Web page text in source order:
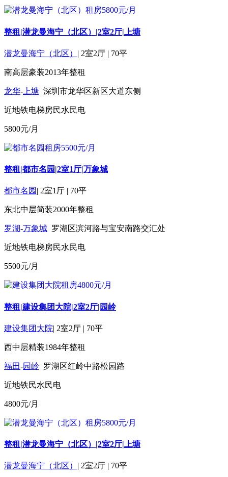
整租|潜龙曼海宁（北区）|2室2厅|上塘
潜龙曼海宁（北区） | 2室2厅 | 70平
南高层豪装2013年整租
龙华- 上塘 深圳市龙华区新区大道东侧
近地铁电梯房民水民电
5800元/月
整租|都市名园|2室1厅|万象城
都市名园 | 2室1厅 | 70平
东北中层简装2000年整租
罗湖-万象城 罗湖区滨河路与宝安南路交汇处
近地铁电梯房民水民电
5500元/月
整租|建设集团大院|2室2厅|园岭
建设集团大院| 2室2厅 | 70平
西中层精装1984年整租
福田-园岭 罗湖区红岭中路松园路
近地铁民水民电
4800元/月
整租|潜龙曼海宁（北区）|2室2厅|上塘
潜龙曼海宁（北区） | 2室2厅 | 70平